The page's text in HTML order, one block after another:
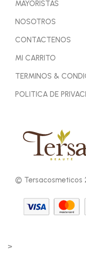
MAYORISTAS
NOSOTROS
CONTACTENOS
MI CARRITO
TERMINOS &
POLITICA DE
© Tersacosmeticos
>